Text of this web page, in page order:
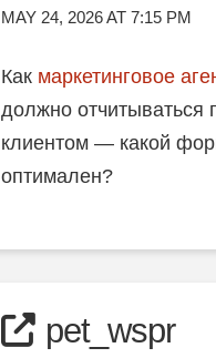
MAY 24, 2026 AT 7:15 PM
Как маркетинговое
должно отчитываться
клиентом — какой
оптимален?
pet_wspr